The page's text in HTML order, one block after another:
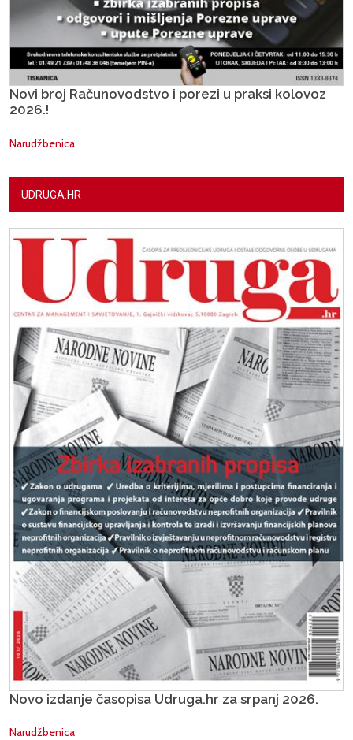
Novi broj Računovodstvo i porezi u praksi kolovoz
2026.!
Narudžbenica
UDRUGA.HR
Novo izdanje časopisa Udruga.hr za srpanj 2026.
Narudžbenica